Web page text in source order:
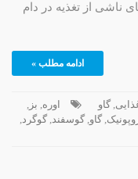
ناشی از تغذیه در دام
ادامه مطلب »
گاو اوره بز
گاو گوسفند گوگرد